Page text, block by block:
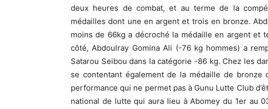
deux heures de combat, et au terme de la
médailles dont une en argent et trois en bronze.
moins de 66kg a décroché la médaille en argent et
côté, Abdoulray Gomina Ali (-76 kg hommes) a
Satarou Seibou dans la catégorie -86 kg. Chez les
se contentant également de la médaille de
performance qui ne permet pas à Gunu Lutte Club
national de lutte qui aura lieu à Abomey du 1er au